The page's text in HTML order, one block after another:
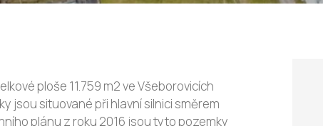
ploše 11.759 m2 ve Všeborovicích
jsou situované při hlavní silnici směrem
plánu z roku 2016 jsou tyto pozemky